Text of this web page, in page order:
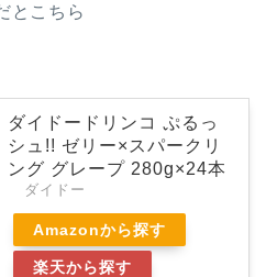
とこちら
ダイドードリンコ ぷるっ
シュ!! ゼリー×スパークリ
ング グレープ 280g×24本
ダイドー
Amazonから探す
楽天から探す